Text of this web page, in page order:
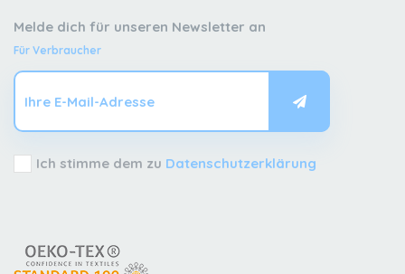
Melde dich für unseren Newsletter an
Für Verbraucher
Ich stimme dem zu Datenschutzerklärung